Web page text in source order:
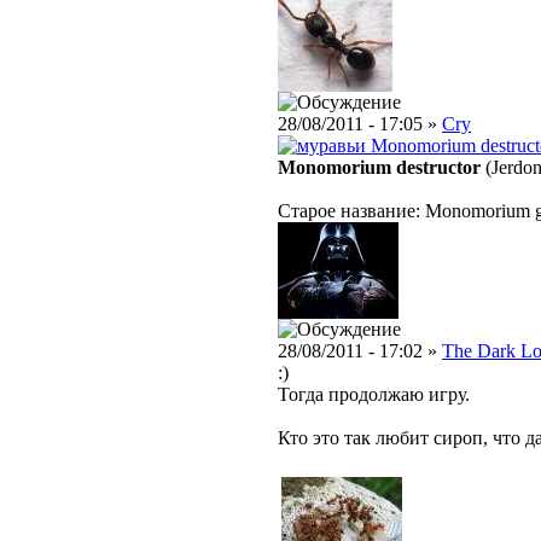
28/08/2011 - 17:05 » Cry
Monomorium
Monomorium destructor
Старое название: Monomorium
28/08/2011 - 17:02 » The Dark
:)
Тогда продолжаю игру.
Кто это так любит сироп, что